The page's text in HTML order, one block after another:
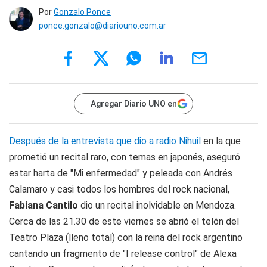
PorGonzalo Ponce
ponce.gonzalo@diariouno.com.ar
Agregar Diario UNO en
Después de la entrevista que dio a radio Nihuil en la que
prometió un recital raro, con temas en japonés, aseguró
estar harta de "Mi enfermedad" y peleada con Andrés
Calamaro y casi todos los hombres del rock nacional,
Fabiana Cantilo dio un recital inolvidable en Mendoza.
Cerca de las 21.30 de este viernes se abrió el telón del
Teatro Plaza (lleno total) con la reina del rock argentino
cantando un fragmento de "I release control" de Alexa